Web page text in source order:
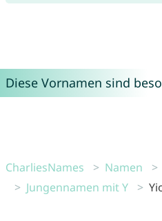
Diese Vornamen sind
CharliesNames Namen
Jungennamen mit Y